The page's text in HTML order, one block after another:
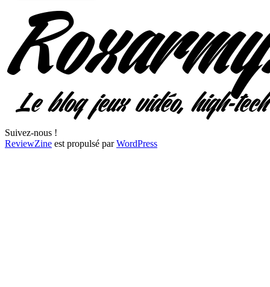
Suivez-nous !
ReviewZine est propulsé parWordPress